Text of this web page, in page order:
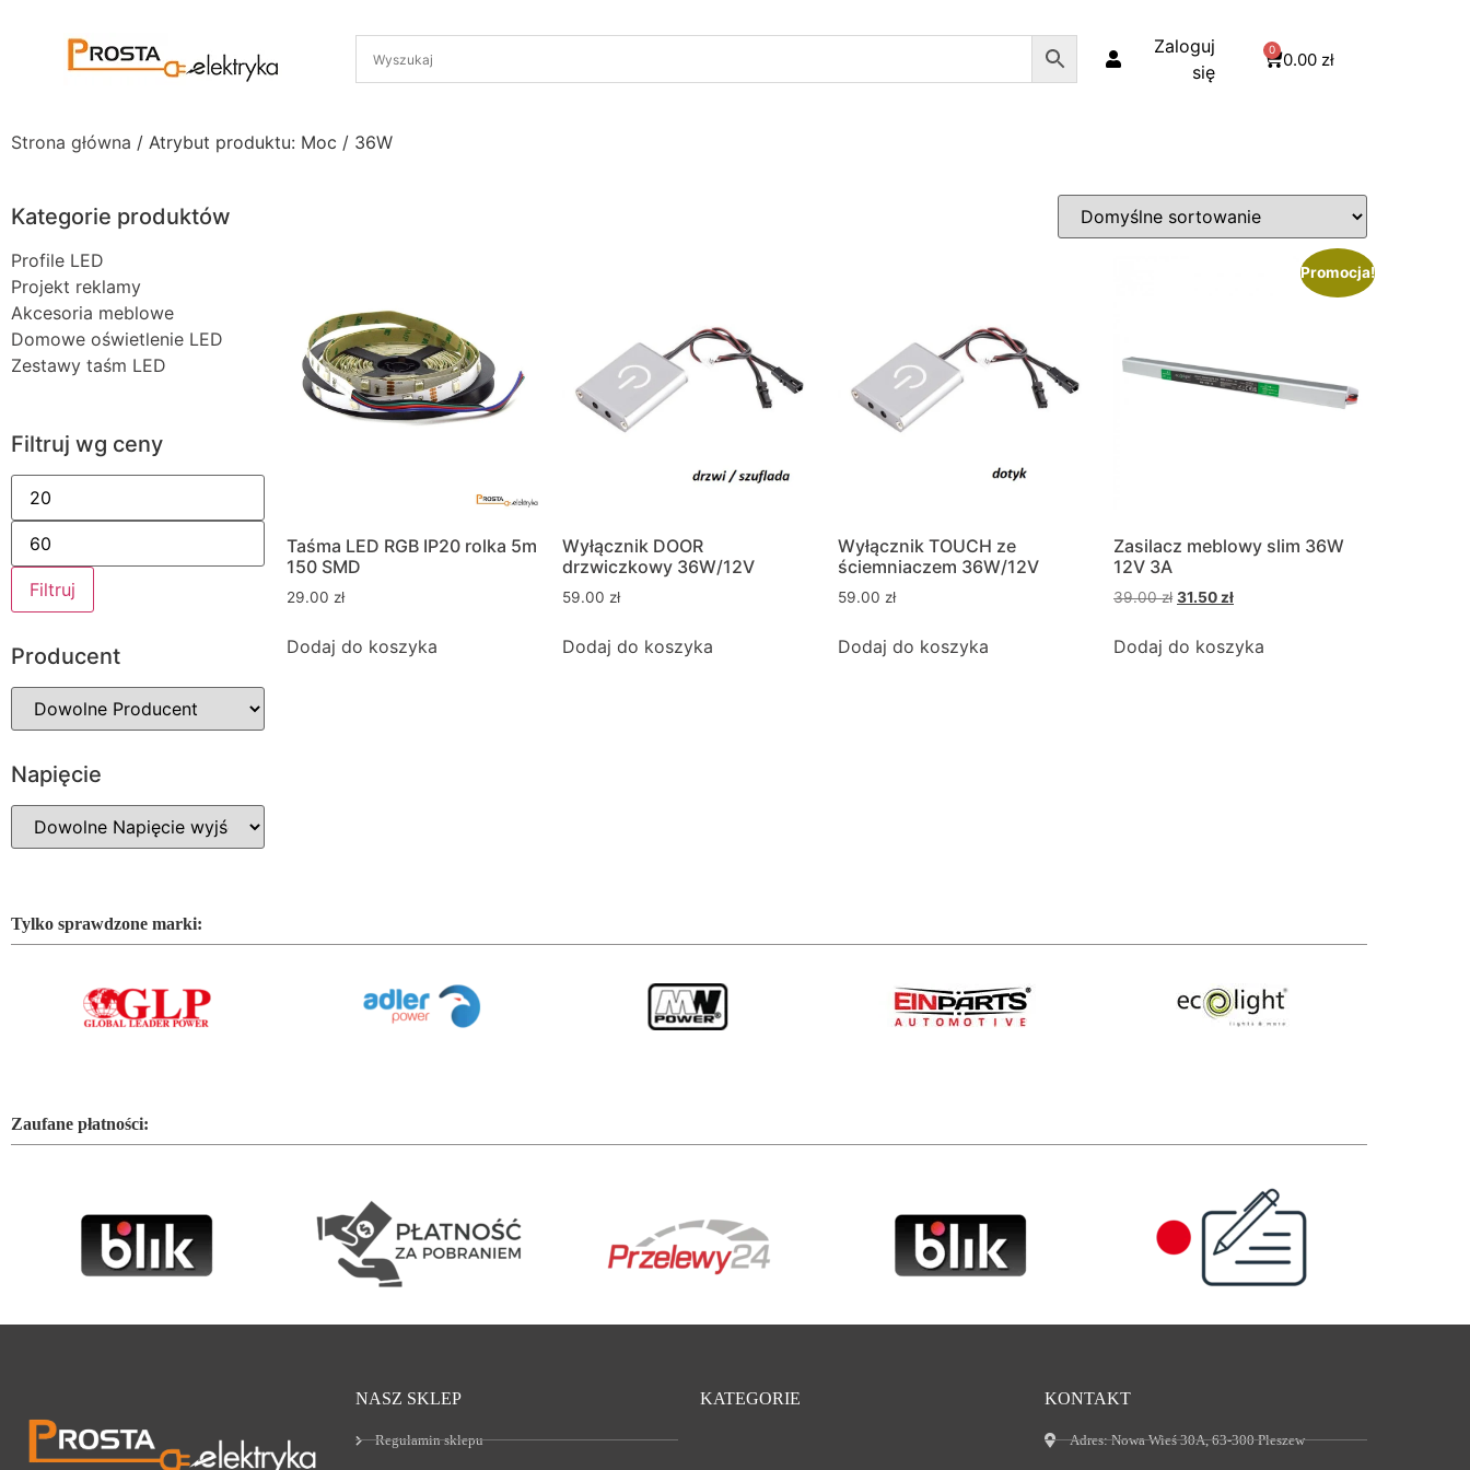
Zaloguj
się
0.00 zł
0
Strona główna / Atrybut produktu: Moc / 36W
Kategorie produktów
Profile LED
Projekt reklamy
Akcesoria meblowe
Domowe oświetlenie LED
Zestawy taśm LED
Filtruj wg ceny
Filtruj
Producent
Napięcie
Taśma LED RGB IP20 rolka 5m
150 SMD
29.00 zł
Dodaj do koszyka
Wyłącznik DOOR
drzwiczkowy 36W/12V
59.00 zł
Dodaj do koszyka
Wyłącznik TOUCH ze
ściemniaczem 36W/12V
59.00 zł
Dodaj do koszyka
Promocja!
Zasilacz meblowy slim 36W
12V 3A
39.00zł 31.50 zł
Dodaj do koszyka
Tylko sprawdzone marki:
Zaufane płatności:
NASZ SKLEP
Regulamin sklepu
KATEGORIE KONTAKT
Adres:Nowa Wieś 30A, 63-300 Pleszew